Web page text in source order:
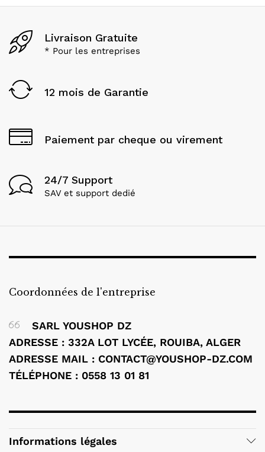
Livraison Gratuite
* Pour les entreprises
12 mois de Garantie
Paiement par cheque ou virement
24/7 Support
SAV et support dedié
Coordonnées de l'entreprise
SARL YOUSHOP DZ
ADRESSE : 332A LOT LYCÉE, ROUIBA, ALGER
ADRESSE MAIL : CONTACT@YOUSHOP-DZ.COM
TÉLÉPHONE : 0558 13 01 81
Informations légales